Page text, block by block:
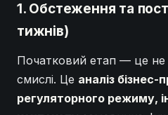
1. Обстеження та
тижнів)
Початковий етап — це не
смислі. Це аналіз бізнес-
регуляторного режиму,